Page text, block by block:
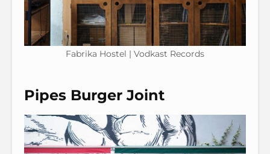
Fabrika Hostel | Vodkast Records
Pipes Burger Joint